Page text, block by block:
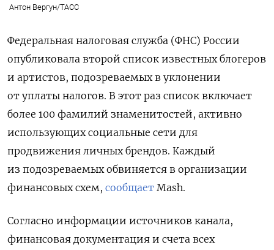
Антон Вергун/ТАСС
Федеральная налоговая служба (ФНС) России
опубликовала второй список известных блогеров
и артистов, подозреваемых в уклонении
от уплаты налогов. В этот раз список включает
более 100 фамилий знаменитостей, активно
использующих социальные сети для
продвижения личных брендов. Каждый
из подозреваемых обвиняется в организации
финансовых схем, сообщает Mash.
Согласно информации источников канала,
финансовая документация и счета всех